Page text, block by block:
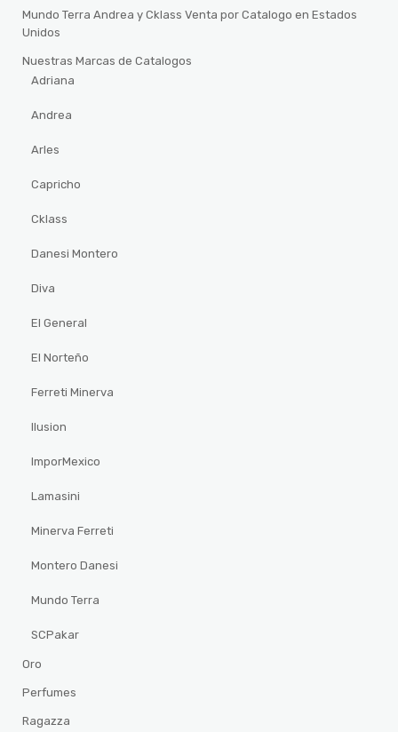
Mundo Terra Andrea y Cklass Venta por Catalogo en Estados
Unidos
Nuestras Marcas de Catalogos
Adriana
Andrea
Arles
Capricho
Cklass
Danesi Montero
Diva
El General
El Norteño
Ferreti Minerva
Ilusion
ImporMexico
Lamasini
Minerva Ferreti
Montero Danesi
Mundo Terra
SCPakar
Oro
Perfumes
Ragazza